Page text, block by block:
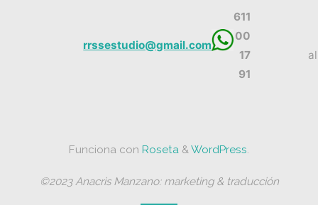
rrssestudio@gmail.com
611
00
17
91
Funciona con Roseta &WordPress.
©2023 Anacris Manzano: marketing & traducción